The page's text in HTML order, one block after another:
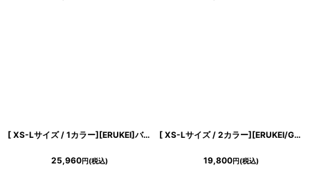
[ XS-Lサイズ / 1カラー][ERUKEI]バイカラー・ビジューボタン・シンプル・オフショルダー・Aライン・ミニドレス・ワンピース[送料無料]
25,960円(税込)
[ XS-Lサイズ / 2カラー][ERUKEI/GINZA COUTURE]ツイード・ノースリーブ・シンプル・フレア・Aライン・ミニドレス・ワンピース[送料無料]
19,800円(税込)